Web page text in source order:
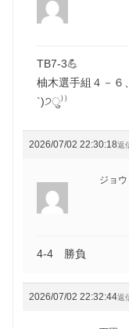
TB7-3💪
柚木選手組４－
`)੭ु⁾⁾
2026/07/02 22:30:18返
ジョウ
4-4 勝負
2026/07/02 22:32:44返